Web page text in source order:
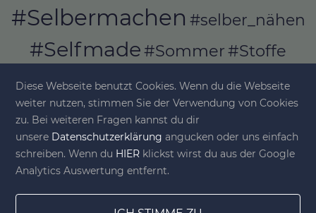
#Selbermachen #selber_nähen
#Selfmade#Sommer#Stoffe
#Upcycling #Werkeln
© diy-family.com - Deine DIY-Welt
Diese Webseite benutzt Cookies. Wenn du die Webseite
weiter nutzen, stimmen Sie der Verwendung von Cookies
zu. Bei weiteren Fragen kannst du dir
unsere Datenschutzerklärung angucken oder uns einfach
schreiben. Wenn du HIER klickst wirst du aus der Google
Analytics Auswertung entfernt.